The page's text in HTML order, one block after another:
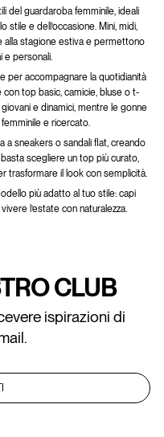
del guardaroba femminile, ideali
e dell’occasione. Mini, midi,
alla stagione estiva e permettono
e personali.
per accompagnare la quotidianità
con top basic, camicie, bluse o t-
e dinamici, mentre le gonne
e ricercato.
a sneakers o sandali flat, creando
scegliere un top più curato,
trasformare il look con semplicità.
più adatto al tuo stile: capi
l’estate con naturalezza.
CLUB
ispirazioni di